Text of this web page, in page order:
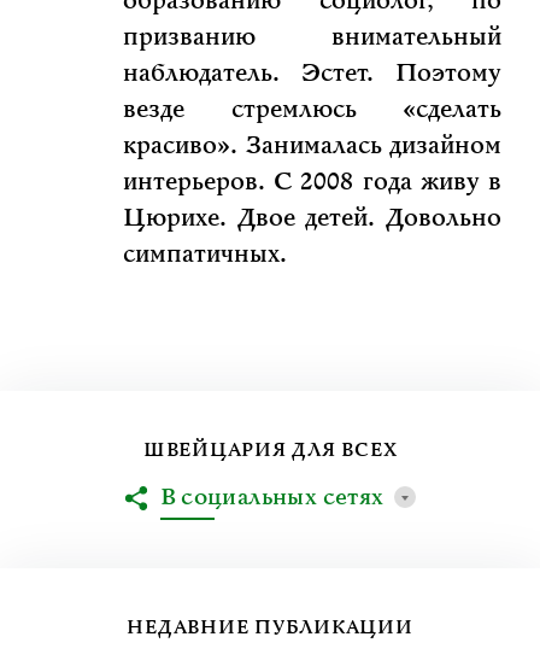
призванию внимательный
наблюдатель. Эстет. Поэтому
везде стремлюсь «сделать
красиво». Занималась дизайном
интерьеров. С 2008 года живу в
Цюрихе. Двое детей. Довольно
симпатичных.
НЕДАВНИЕ ПУБЛИКАЦИИ
ШВЕЙЦАРИЯ ДЛЯ ВСЕХ
В социальных сетях